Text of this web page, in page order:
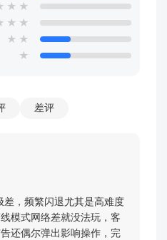
★ ★
★ ★
★ ★
★
差评
差，频繁闪退尤其是高难度
模式网络差就没法玩，客
还偶尔弹出影响操作，完